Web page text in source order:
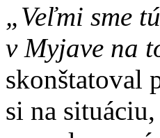
„Veľmi sme
v Myjave na
skonštatoval
si na